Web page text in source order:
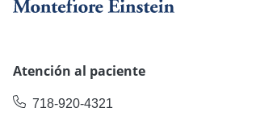
Atención al paciente
718-920-4321